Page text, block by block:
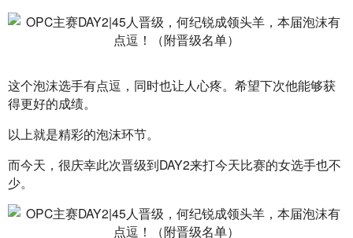
这个泡沫选手有点逗，同时也让人心疼。希望下次他能够获
得更好的成绩。
以上就是精彩的泡沫环节。
而今天，很庆幸此次晋级到DAY2来打今天比赛的女选手也不
少。